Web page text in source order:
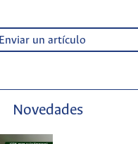
Enviar un artículo
Novedades